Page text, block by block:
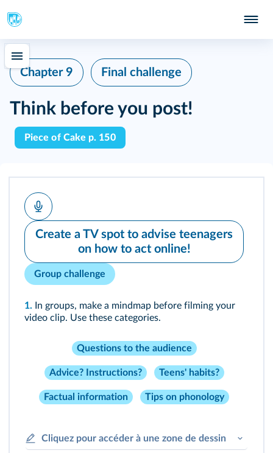
Chapter 9 Final challenge
Think before you post!
Piece of Cake p. 150
Create a TV spot to advise teenagers
on how to act online!
Group challenge
1.
In groups, make a mindmap before filming your
video clip. Use these categories.
Questions to the audience
Advice? Instructions? Teens' habits?
Factual information Tips on phonology
Cliquez pour accéder à une zone de dessin